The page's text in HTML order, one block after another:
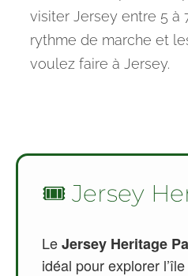
visiter Jersey entre 5 à
rythme de marche et
voulez faire à Jersey.
🎟️ Jersey
LeJersey Heritage
idéal pour explorer